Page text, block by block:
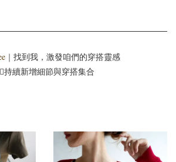
｜找到我，激發咱們的穿搭靈感
持續新增細節與穿搭集合